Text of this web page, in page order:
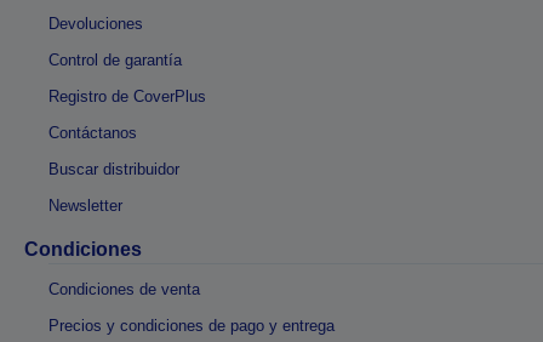
Devoluciones
Control de garantía
Registro de CoverPlus
Contáctanos
Buscar distribuidor
Newsletter
Condiciones
Condiciones de venta
Precios y condiciones de pago y entrega